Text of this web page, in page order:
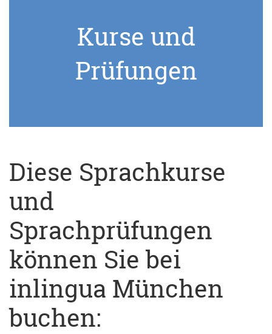
Kurse und
Prüfungen
Diese Sprachkurse
und
Sprachprüfungen
können Sie bei
inlingua München
buchen: